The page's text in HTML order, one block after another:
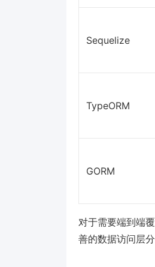
Sequelize
TypeORM
GORM
对于需要端到端
善的数据访问层